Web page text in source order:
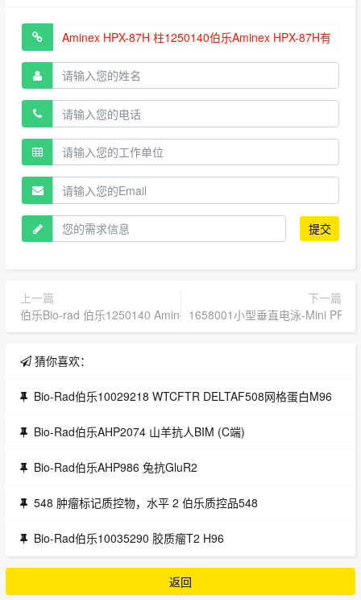
提交
上一篇
伯乐Bio-rad 伯乐1250140 Aminex HPX-87H保护柱芯 1250129 柱
下一篇
1658001小型垂直电泳-Mini
猜你喜欢：
Bio-Rad伯乐10029218 WTCFTR DELTAF508网格蛋白M96
Bio-Rad伯乐AHP2074 山羊抗人BIM (C端)
Bio-Rad伯乐AHP986 兔抗GluR2
548 肿瘤标记质控物，水平 2 伯乐质控品548
Bio-Rad伯乐10035290 胶质瘤T2 H96
返回